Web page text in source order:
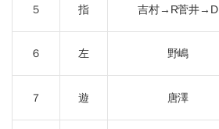
５ 指 吉村→R菅井→D
６ 左 野嶋
７ 遊 唐澤